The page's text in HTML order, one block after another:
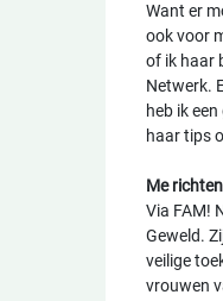
Want er
ook voor
of ik haar
Netwerk.
heb ik
haar tips
Me
Via FAM!
Geweld.
veilige
vrouwen